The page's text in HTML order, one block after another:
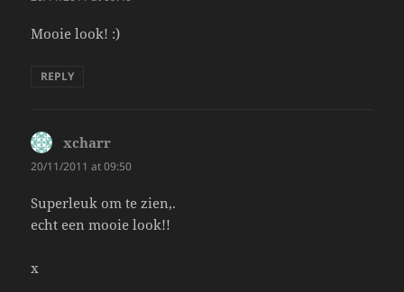
Mooie look! :)
REPLY
xcharr
20/11/2011 at 09:50
Superleuk om te zien,.
echt een mooie look!!
x